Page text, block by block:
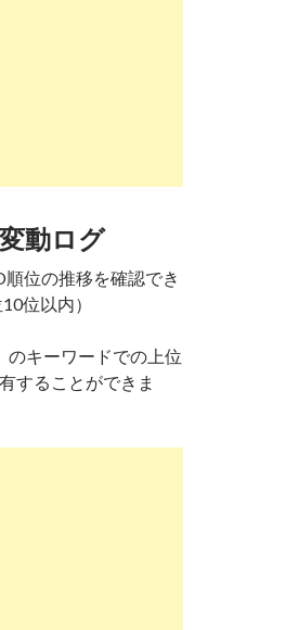
動ログ
順位の推移を確認でき
位以内）
のキーワードでの上位
することができま